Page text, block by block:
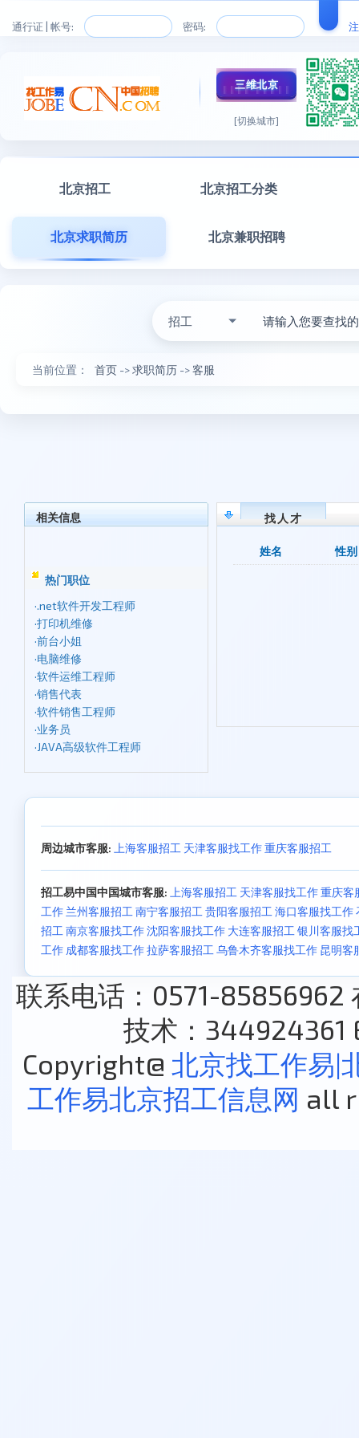
通行证 | 帐号: 密码:
三维北京
[切换城市]
北京招工 北京招工分类
北京求职简历 北京兼职招聘
招工
当前位置： 首页 ->求职简历 ->客服
相关信息
热门职位
·.net软件开发工程师
·打印机维修
·前台小姐
·电脑维修
·软件运维工程师
·销售代表
·软件销售工程师
·业务员
·JAVA高级软件工程师
找人才
姓名 性别
周边城市客服: 上海客服招工 天津客服找工作重庆客服招工
招工易中国中国城市客服: 上海客服招工 天津客服找工作重庆客
工作 兰州客服招工 南宁客服招工 贵阳客服招工 海口客服找工作
招工 南京客服找工作沈阳客服找工作 大连客服招工 银川客服找
工作 成都客服找工作拉萨客服招工 乌鲁木齐客服找工作 昆明客
联系电话：0571-85856962
技术：344924361
Copyright@ 北京找工作易|
工作易北京招工信息网 all